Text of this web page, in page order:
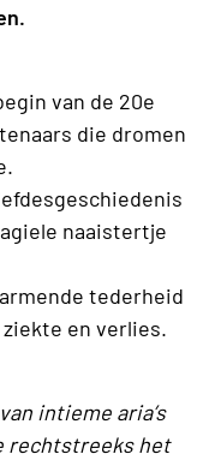
van de 20e
die dromen
naaistertje
tederheid
en verlies.
intieme aria’s
rechtstreeks het